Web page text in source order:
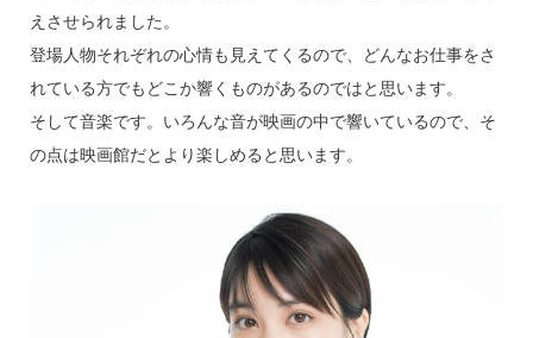
えさせられました。
登場人物それぞれの心情も見えてくるので、どんなお仕事をさ
れている方でもどこか響くものがあるのではと思います。
そして音楽です。いろんな音が映画の中で響いているので、そ
の点は映画館だとより楽しめると思います。